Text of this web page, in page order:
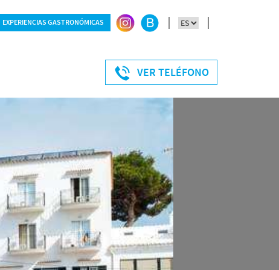
EXPERIENCIAS GASTRONÓMICAS
VER TELÉFONO